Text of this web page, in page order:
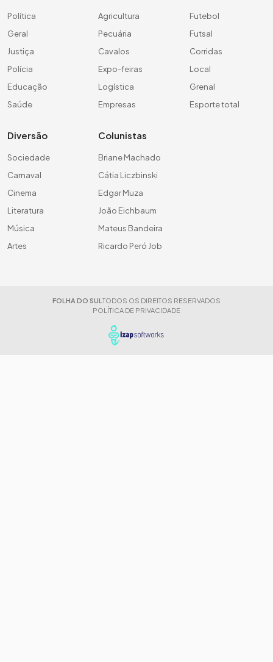
Política
Geral
Justiça
Polícia
Educação
Saúde
Agricultura
Pecuária
Cavalos
Expo-feiras
Logística
Empresas
Futebol
Futsal
Corridas
Local
Grenal
Esporte total
Diversão
Sociedade
Carnaval
Cinema
Literatura
Música
Artes
Colunistas
Briane Machado
Cátia Liczbinski
Edgar Muza
João Eichbaum
Mateus Bandeira
Ricardo Peró Job
FOLHA DO SUL TODOS OS DIREITOS RESERVADOS
POLÍTICA DE PRIVACIDADE